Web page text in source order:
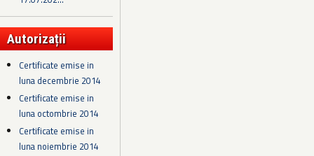
Autorizații
Certificate emise in
luna decembrie 2014
Certificate emise in
luna octombrie 2014
Certificate emise in
luna noiembrie 2014